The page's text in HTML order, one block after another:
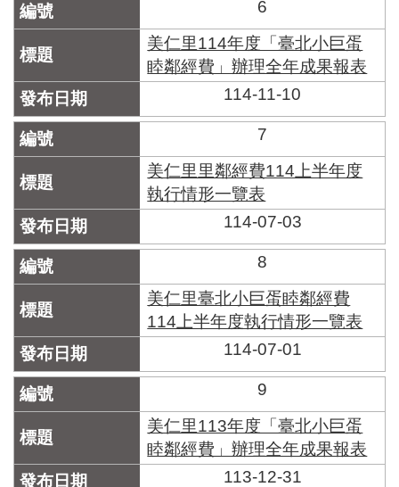
6
美仁里114年度「臺北小巨蛋
睦鄰經費」辦理全年成果報表
114-11-10
7
美仁里里鄰經費114上半年度
執行情形一覽表
114-07-03
8
美仁里臺北小巨蛋睦鄰經費
114上半年度執行情形一覽表
114-07-01
9
美仁里113年度「臺北小巨蛋
睦鄰經費」辦理全年成果報表
113-12-31